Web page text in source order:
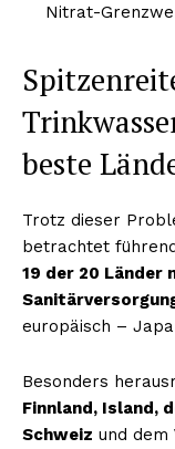
Nitrat-
beste
Trotz dieser
betrachtet
19 der 20
europäisch –
Besonders
Finnland, Island,
Schweiz und dem